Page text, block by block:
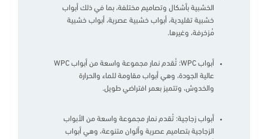
الخشبية بأشكال وتصاميم مختلفة، بما في ذلك أبواب
خشبية تقليدية، أبواب خشبية عصرية، أبواب خشبية
مُزخرفة، وغيرها.
أبواب WPC: تُقدم نمار مجموعة واسعة من أبواب WPC
عالية الجودة، وهي أبواب مقاومة للماء والحرارة
والخدوش، وتتميز بعمر افتراضي طويل.
أبواب زجاجية: تُقدم نمار مجموعة واسعة من الأبواب
الزجاجية بتصاميم عصرية وألوان متنوعة، وهي أبواب